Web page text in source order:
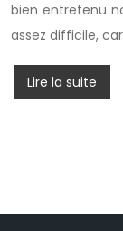
bien entretenu
assez difficile,
Lire la suite